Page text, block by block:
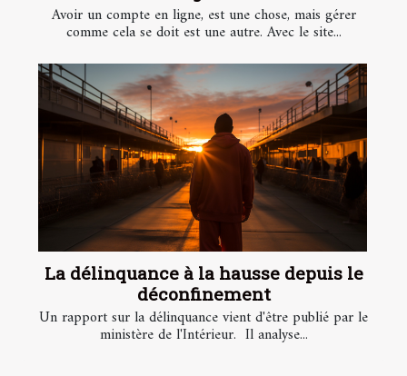
Avoir un compte en ligne, est une chose, mais gérer
comme cela se doit est une autre. Avec le site...
La délinquance à la hausse depuis le
déconfinement
Un rapport sur la délinquance vient d'être publié par le
ministère de l'Intérieur. Il analyse...